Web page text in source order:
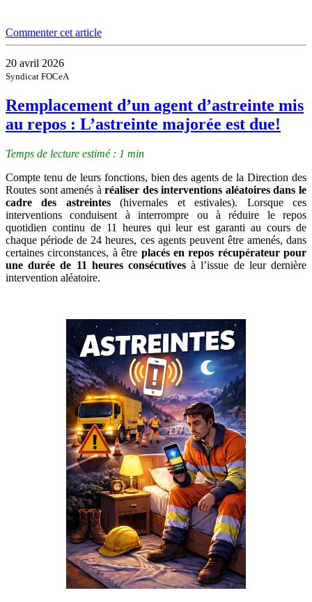
Commenter cet article
20 avril 2026
Syndicat FOCeA
Remplacement d’un agent d’astreinte mis
au repos : L’astreinte majorée est due!
Temps de lecture estimé : 1 min
Compte tenu de leurs fonctions, bien des agents de la Direction des
Routes sont amenés àréaliser des interventions aléatoires dans le
cadre des astreintes(hivernales et estivales). Lorsque ces
interventions conduisent à interrompre ou à réduire le repos
quotidien continu de 11 heures qui leur est garanti au cours de
chaque période de 24 heures, ces agents peuvent être amenés, dans
certaines circonstances, à être placés en repos récupérateur pour
une durée de 11 heures consécutives à l’issue de leur dernière
intervention aléatoire.